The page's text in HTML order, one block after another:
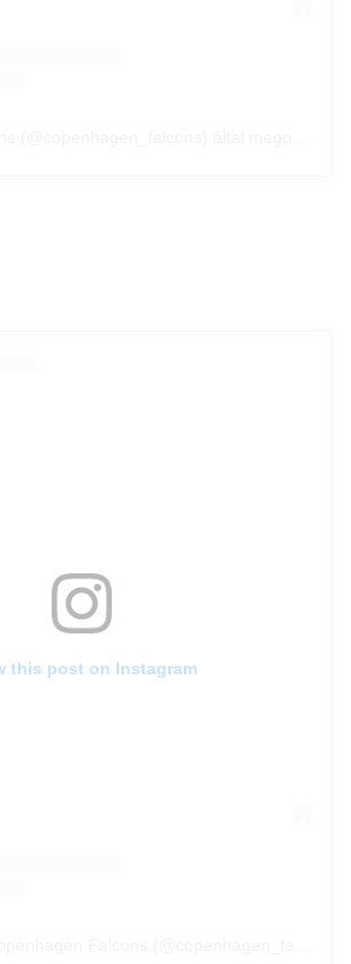
this post on Instagram